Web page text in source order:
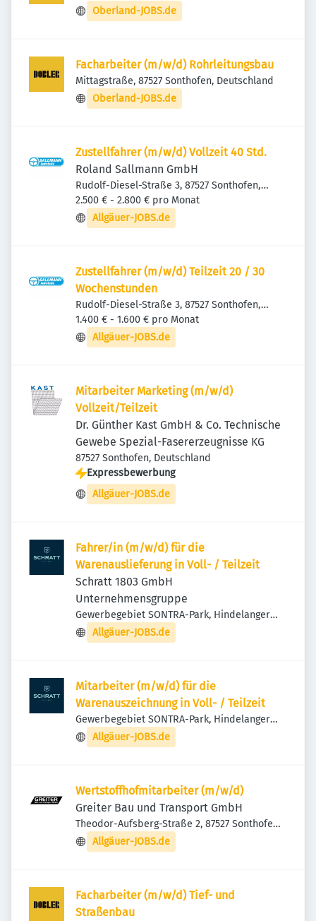
Oberland-JOBS.de
Facharbeiter (m/w/d) Rohrleitungsbau
Mittagstraße, 87527 Sonthofen, Deutschland
Oberland-JOBS.de
Zustellfahrer (m/w/d) Vollzeit 40 Std.
Roland Sallmann GmbH
Rudolf-Diesel-Straße 3, 87527 Sonthofen,
Deutschland
2.500 € - 2.800 € pro Monat
Allgäuer-JOBS.de
Zustellfahrer (m/w/d) Teilzeit 20 / 30
Wochenstunden
Rudolf-Diesel-Straße 3, 87527 Sonthofen,
Deutschland
1.400 € - 1.600 € pro Monat
Allgäuer-JOBS.de
Mitarbeiter Marketing (m/w/d)
Vollzeit/Teilzeit
Dr. Günther Kast GmbH & Co. Technische
Gewebe Spezial-Fasererzeugnisse KG
87527 Sonthofen, Deutschland
Expressbewerbung
Allgäuer-JOBS.de
Fahrer/in (m/w/d) für die
Warenauslieferung in Voll- / Teilzeit
Schratt 1803 GmbH
Unternehmensgruppe
Gewerbegebiet SONTRA-Park, Hindelanger
Str. 31, 87527 Sonthofen, Deutschland
Allgäuer-JOBS.de
Mitarbeiter (m/w/d) für die
Warenauszeichnung in Voll- / Teilzeit
Gewerbegebiet SONTRA-Park, Hindelanger
Str. 31, 87527 Sonthofen, Deutschland
Allgäuer-JOBS.de
Wertstoffhofmitarbeiter (m/w/d)
Greiter Bau und Transport GmbH
Theodor-Aufsberg-Straße 2, 87527 Sonthofen,
Deutschland
Allgäuer-JOBS.de
Facharbeiter (m/w/d) Tief- und
Straßenbau